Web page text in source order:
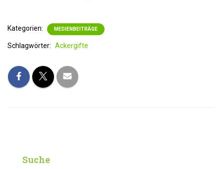
Kategorien: MEDIENBEITRÄGE
Schlagwörter: Ackergifte
Suche